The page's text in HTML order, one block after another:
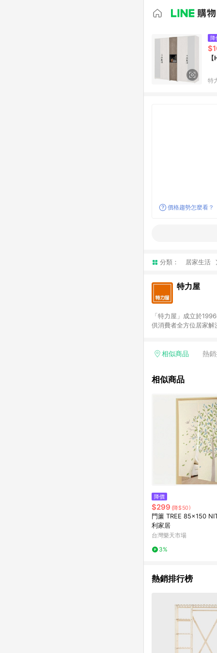
降
特
價格趨勢怎麼看？
分類： 居家生活
特力屋
「特力屋」成立於
供消費者全方位居家
升服務質感，期望每
相似商品 熱
相似商品
降價
$299 (降$50)
門簾 TREE 85×150
利家居
台灣樂天市場
3%
熱銷排行榜